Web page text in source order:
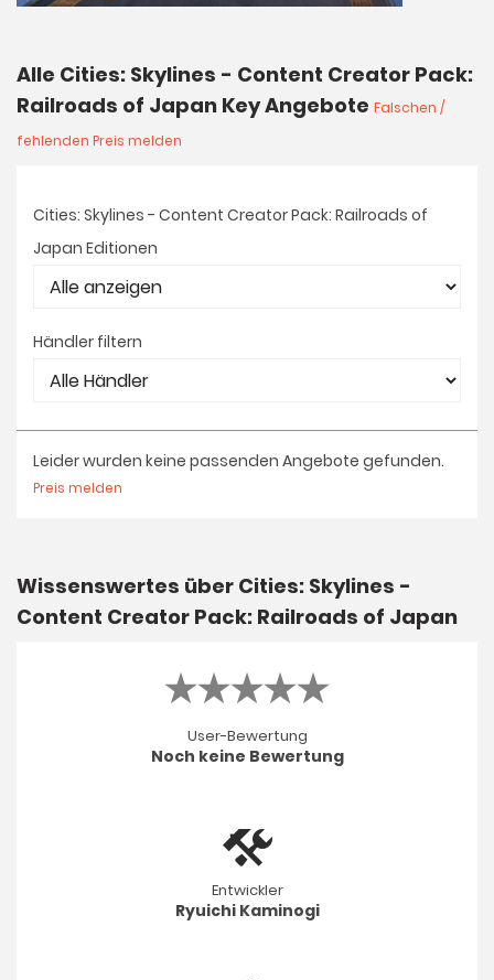
Alle Cities: Skylines - Content Creator Pack:
Railroads of Japan Key Angebote Falschen /
fehlenden Preis melden
Cities: Skylines - Content Creator Pack: Railroads of
Japan Editionen
Händler filtern
Leider wurden keine passenden Angebote gefunden.
Preis melden
Wissenswertes über Cities: Skylines -
Content Creator Pack: Railroads of Japan
User-Bewertung
Noch keine Bewertung
Entwickler
Ryuichi Kaminogi